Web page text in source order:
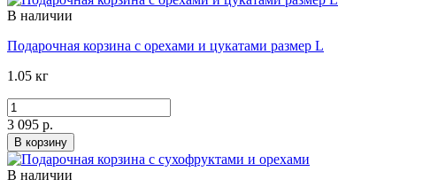
В наличии
Подарочная корзина с орехами и цукатами размер L
1.05 кг
3 095 р.
В корзину
В наличии